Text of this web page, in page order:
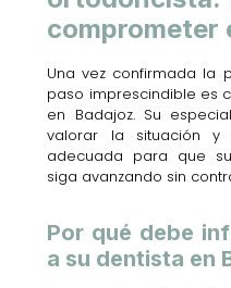
comprometer
Una vez confirmada la
paso imprescindible es
en Badajoz. Su
valorar la situación y
adecuada para que
siga avanzando sin
Por qué debe
a su dentista en